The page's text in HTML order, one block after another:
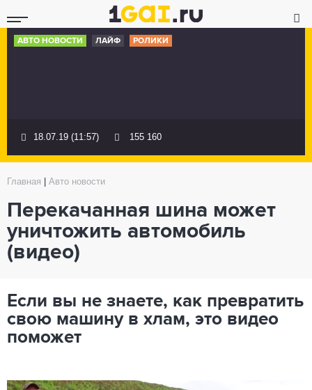
АВТО НОВОСТИ ЛАЙФ РОЛИКИ
18.07.19 (11:57) 155 160
Главная Авто новости
Перекачанная шина может
уничтожить автомобиль
(видео)
Если вы не знаете, как превратить
свою машину в хлам, это видео
поможет